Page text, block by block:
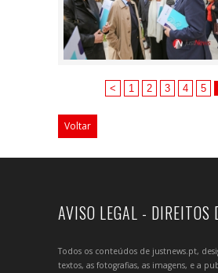
< 1 2 3 4 5
Voltar
AVISO LEGAL - DIREITOS
Todos os conteúdos de justnews.pt,
textos, as fotografias, as imagens, e a